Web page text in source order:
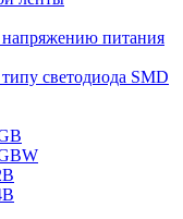
питания
светодиода SMD